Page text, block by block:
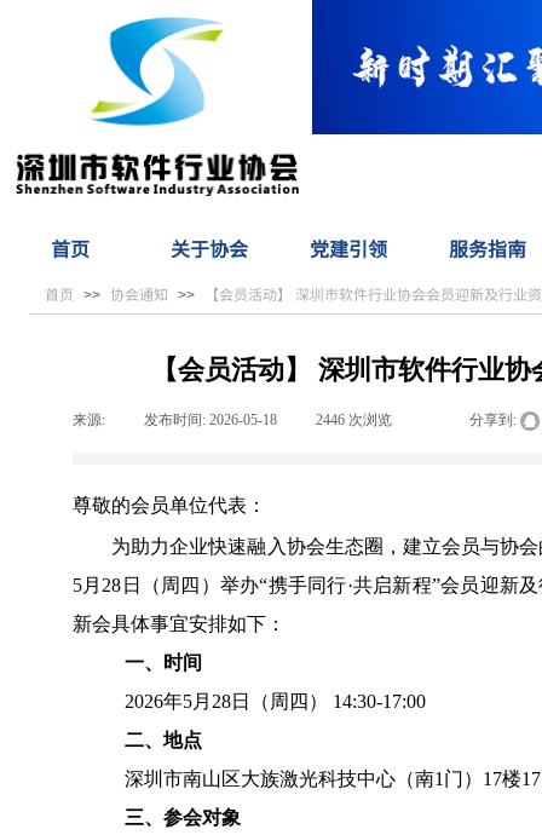
首页 关于协会 党建引领 服务指南
首页 >> 协会通知 >> 【会员活动】 深圳市软件行业协会会员迎新及行业
【会员活动】 深圳市软件行业
来源: 发布时间: 2026-05-18 2446 次浏览 分享到:
尊敬的会员单位代表：
为助力企业快速融入协会生态圈，建立会员与协
5月28日（周四）举办“携手同行·共启新程”会员迎新
新会具体事宜安排如下：
一、
时间
2026年5月28日（周四） 14:30-17:00
二、 地点
深圳市南山区大族激光科技中心（南1门）17楼
三、 参会对象